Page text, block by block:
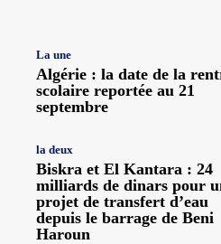
La une
Algérie : la date de la
scolaire reportée au 21
septembre
la deux
Biskra et El Kantara : 24
milliards de dinars pour
projet de transfert d’eau
depuis le barrage de Beni
Haroun